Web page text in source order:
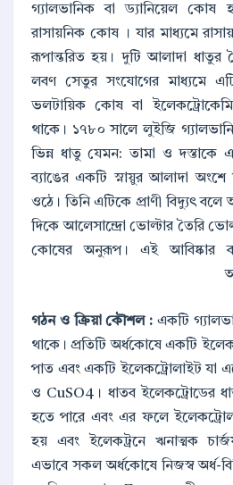
গ্যালভানিক বা ড্যানিয়েল
রাসায়নিক কোষ । যার মাধ্যমে
রূপান্তরিত হয়। দুটি আলাদা ধাতুর
লবণ সেতুর সংযোগের মাধ্যমে
ভলটায়িক কোষ বা
থাকে। ১৭৮০ সালে লুইজি
ভিন্ন ধাতু যেমন: তামা ও দস্তাকে
ব্যাঙের একটি স্নায়ুর আলাদা
ওঠে। তিনি এটিকে প্রাণী বিদ্যুৎ
দিকে আলেসান্দ্রো ভোল্টার তৈরি
কোষের অনুরূপ। এই আবিষ্কার
গঠন ও ক্রিয়া কৌশল : একটি
থাকে। প্রতিটি অর্ধকোষে একটি
পাত এবং একটি ইলেকট্রোলাইট যা
ও CuSO4। ধাতব ইলেকট্রোডের
হতে পারে এবং এর ফলে
হয় এবং ইলেকট্রনে ঋনাত্মক
এভাবে সকল অর্ধকোষে নিজস্ব অর্ধ-